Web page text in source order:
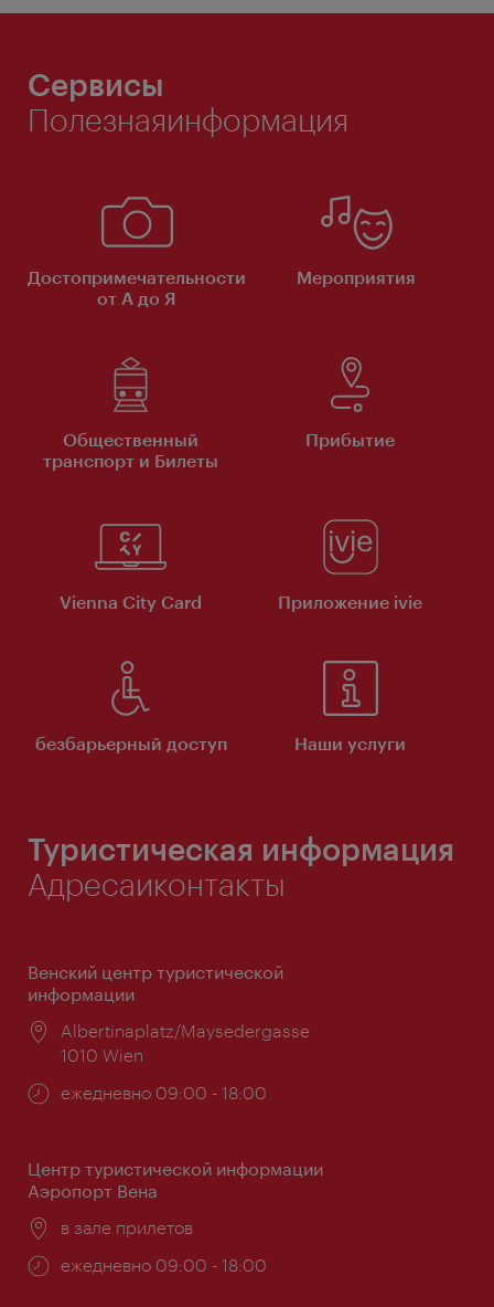
Сервисы
Полезнаяинформация
Достопримечательности
от А до Я
Мероприятия
Общественный
транспорт и Билеты
Прибытие
Vienna City Card Приложение ivie
безбарьерный доступ Наши услуги
Туристическая информация
Адресаиконтакты
Венский центр туристической
информации
Расположение:
Albertinaplatz/Maysedergasse
1010 Wien
Часы
ежедневно 09:00 - 18:00
Центр туристической информации
Аэропорт Вена
Расположение:
в зале прилетов
Часы
ежедневно 09:00 - 18:00